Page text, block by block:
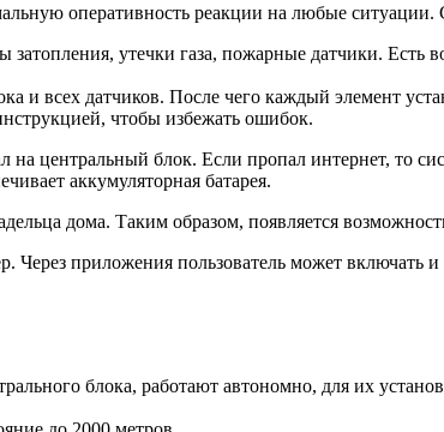
оперативность реакции на любые
утечки газа, пожарные датчики.
и всех датчиков. После чего каждый элемент
чтобы избежать ошибок.
центральный блок. Если пропал интернет, то
аккумуляторная батарея.
дома. Таким образом, появляется
приложения пользователь может включать
блока, работают автономно, для их